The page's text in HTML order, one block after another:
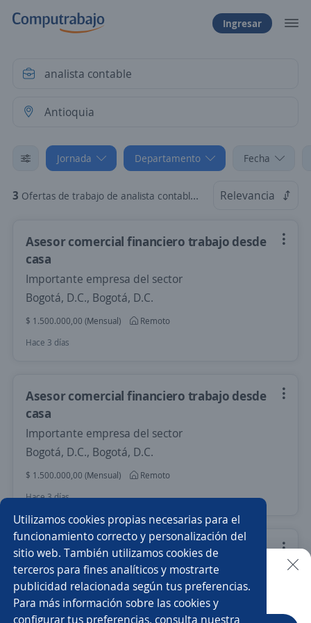
Utilizamos cookies propias necesarias para el
funcionamiento correcto y personalización del
sitio web. También utilizamos cookies de
terceros para fines analíticos y mostrarte
publicidad relacionada según tus preferencias.
Para más información sobre las cookies y
configurar tus preferencias, consulta nuestra
Ingresar
Jornada Departamento Fecha
3 Ofertas de trabajo de analista contable en Antioquia: Tiempo Parcial Relevancia
Asesor comercial financiero trabajo desde
casa
Importante empresa del sector
Bogotá, D.C., Bogotá, D.C.
$ 1.500.000,00 (Mensual)
Remoto
Hace 3 días
Asesor comercial financiero trabajo desde
casa
Importante empresa del sector
Bogotá, D.C., Bogotá, D.C.
$ 1.500.000,00 (Mensual)
Remoto
Hace 3 días
asesor/a comercial de libranza
VALORANZ SAS
Barranquilla, Atlántico
Buscar es más fácil en la app